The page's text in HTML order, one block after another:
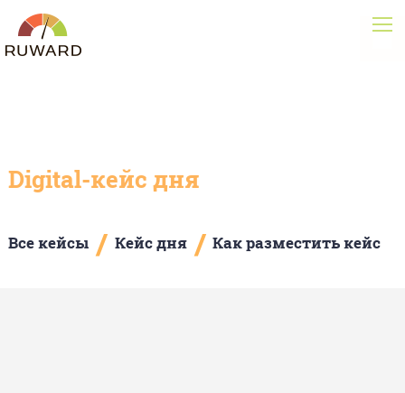
Digital-кейс дня
Все кейсы / Кейс дня / Как разместить кейс